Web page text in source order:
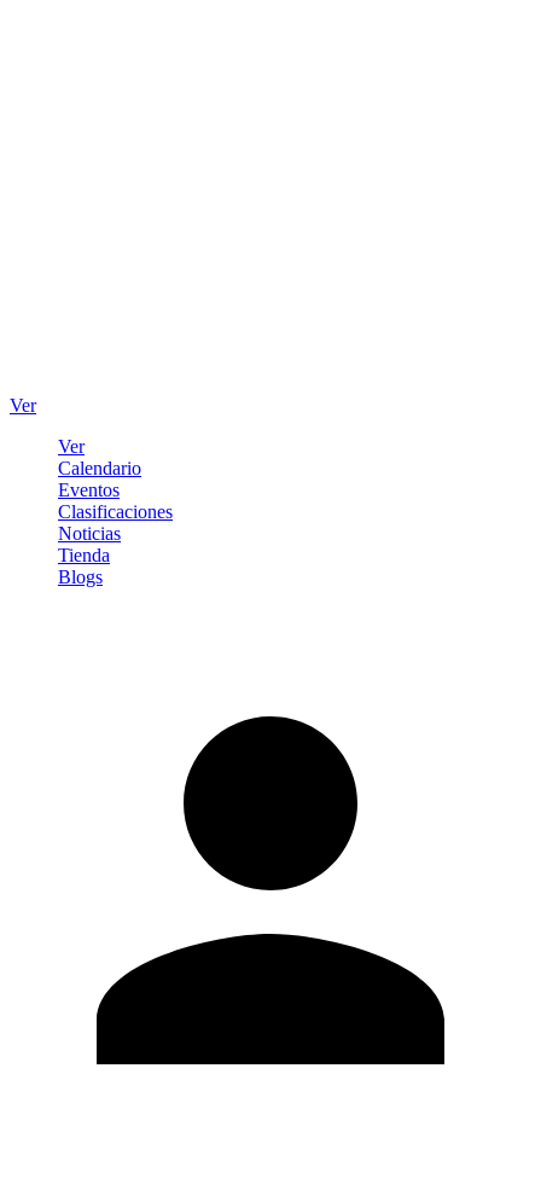
Ver
Ver
Calendario
Eventos
Clasificaciones
Noticias
Tienda
Blogs